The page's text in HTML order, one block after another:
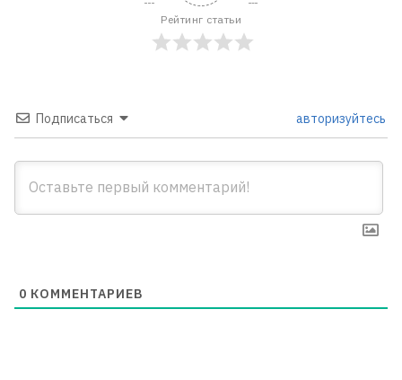
Рейтинг статьи
Подписаться авторизуйтесь
0 КОММЕНТАРИЕВ